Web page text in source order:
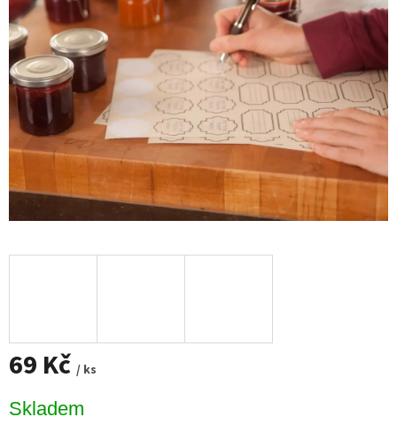
69 Kč / ks
cena:
Skladem